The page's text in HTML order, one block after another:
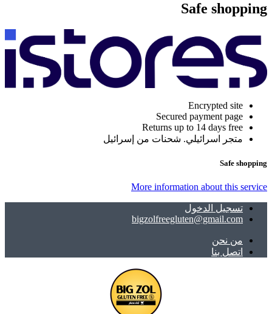
Safe shopping
Encrypted site
Secured payment page
Returns up to 14 days free
متجر اسرائيلي. شحنات من إسرائيل
Safe shopping
More information about this service
تسجيل الدخول
bigzolfreegluten@gmail.com
ﻣﻦ ﻧﺤﻦ
اتصل بنا